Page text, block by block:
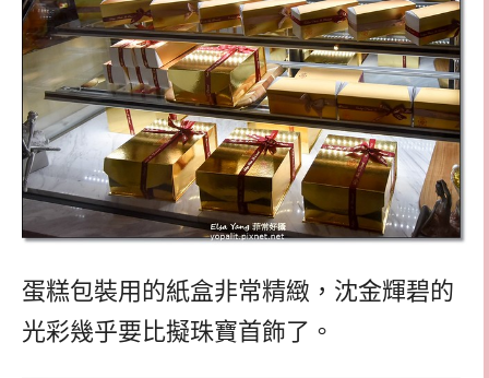
蛋糕包裝用的紙盒非常精緻，沈金輝碧的
光彩幾乎要比擬珠寶首飾了。